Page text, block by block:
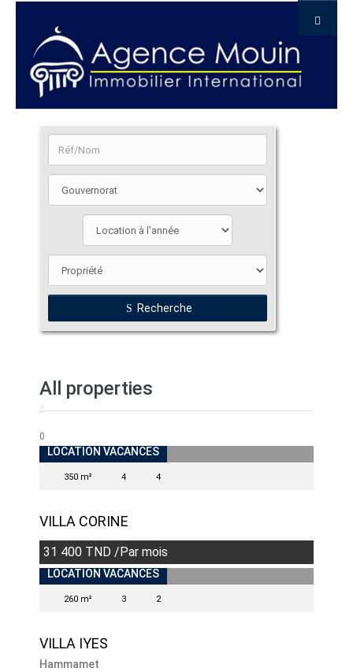
Recherche
All properties
0
LOCATION VACANCES
350 m² 4 4
VILLA CORINE
31 400 TND /Par mois
LOCATION VACANCES
260 m² 3 2
VILLA IYES
Hammamet